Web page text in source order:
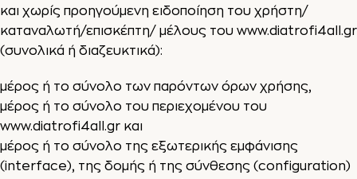
και χωρίς προηγούμενη ειδοποίηση του χρήστη/
καταναλωτή/επισκέπτη/ μέλους του www.diatrofi4all.gr
(συνολικά ή διαζευκτικά):
μέρος ή το σύνολο των παρόντων όρων χρήσης,
μέρος ή το σύνολο του περιεχομένου του
www.diatrofi4all.gr και
μέρος ή το σύνολο της εξωτερικής εμφάνισης
(interface), της δομής ή της σύνθεσης (configuration)